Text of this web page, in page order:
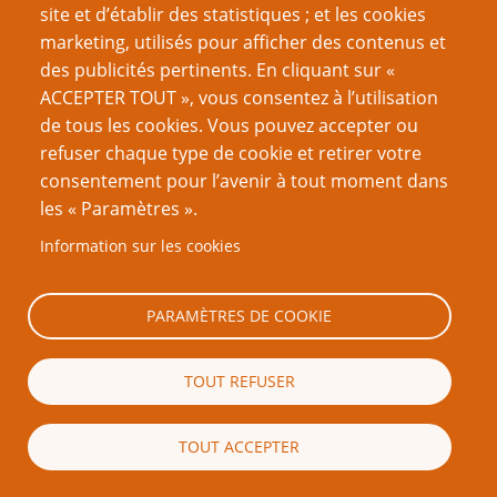
endroit donné.
Le Roc de Tahamaat peut affiner sa sélection en croisant
des catégories à sa guise (et il le fera dans la plupart des
cas) : tous les artisans nés à Barant, tous les membres
de la famille Wren résidant sur Vruk, tout philosophe
membre du culte de Dena. Cependant, rappelez-vous
qu'aucun individu en particulier ne peut retenir son
Exemples d'intention
asservir
dissoudre
site et d’établir des statistiques ; et les cookies
marketing, utilisés pour afficher des contenus et
des publicités pertinents. En cliquant sur «
ACCEPTER TOUT », vous consentez à l’utilisation
de tous les cookies. Vous pouvez accepter ou
refuser chaque type de cookie et retirer votre
consentement pour l’avenir à tout moment dans
les « Paramètres ».
Information sur les cookies
PARAMÈTRES DE COOKIE
TOUT REFUSER
TOUT ACCEPTER